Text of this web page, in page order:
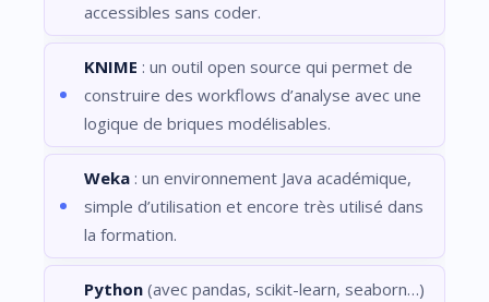
accessibles sans coder.
KNIME : un outil open source qui permet de
construire des workflows d’analyse avec une
logique de briques modélisables.
Weka : un environnement Java académique,
simple d’utilisation et encore très utilisé dans
la formation.
Python (avec pandas, scikit-learn, seaborn…)